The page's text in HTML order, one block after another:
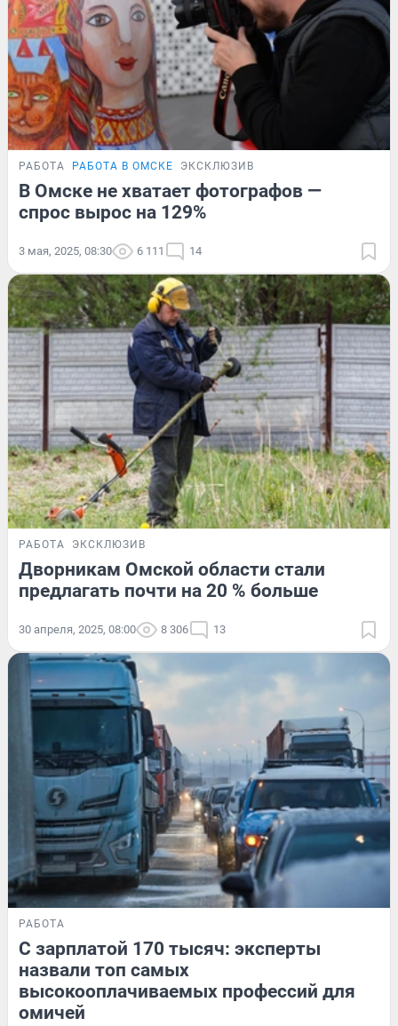
РАБОТА РАБОТА В ОМСКЕ ЭКСКЛЮЗИВ
В Омске не хватает фотографов —
спрос вырос на 129%
3 мая, 2025, 08:30 6 111 14
РАБОТА ЭКСКЛЮЗИВ
Дворникам Омской области стали
предлагать почти на 20 % больше
30 апреля, 2025, 08:00 8 306 13
РАБОТА
С зарплатой 170 тысяч: эксперты
назвали топ самых
высокооплачиваемых профессий для
омичей